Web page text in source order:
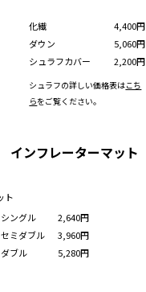
化繊
4,400円
ダウン
5,060円
シュラフカバー
2,200円
シュラフの詳しい価格表はこち
らをご覧ください。
インフレーターマット
シングル
2,640円
セミダブル
3,960円
ダブル
5,280円